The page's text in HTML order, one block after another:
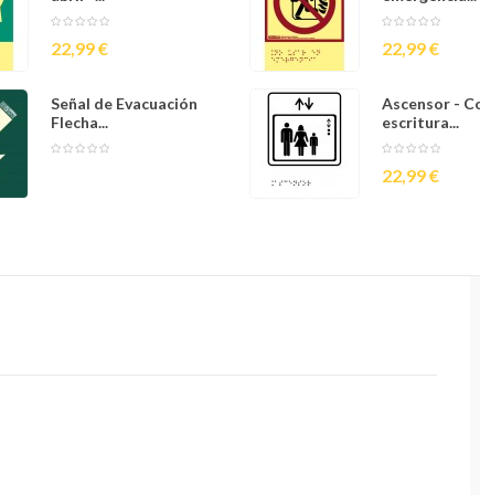
Precio
22,99 €
Señal de Evacuación
Flecha...
Cantonera
75mm...
Precio
base
130,68 €
Precio
22,99 €
Ascensor -
escritura...
Precio
22,99 €